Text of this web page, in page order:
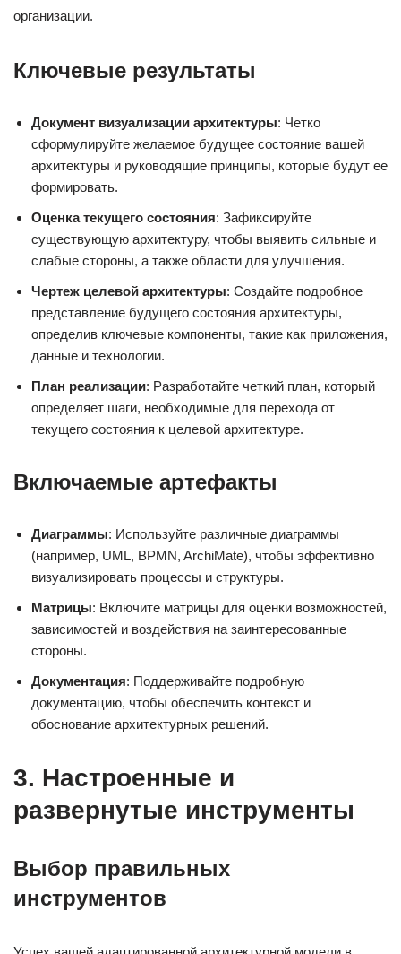
организации.
Ключевые результаты
Документ визуализации архитектуры: Четко
сформулируйте желаемое будущее состояние вашей
архитектуры и руководящие принципы, которые будут ее
формировать.
Оценка текущего состояния: Зафиксируйте
существующую архитектуру, чтобы выявить сильные и
слабые стороны, а также области для улучшения.
Чертеж целевой архитектуры: Создайте подробное
представление будущего состояния архитектуры,
определив ключевые компоненты, такие как приложения,
данные и технологии.
План реализации: Разработайте четкий план, который
определяет шаги, необходимые для перехода от
текущего состояния к целевой архитектуре.
Включаемые артефакты
Диаграммы: Используйте различные диаграммы
(например, UML, BPMN, ArchiMate), чтобы эффективно
визуализировать процессы и структуры.
Матрицы: Включите матрицы для оценки возможностей,
зависимостей и воздействия на заинтересованные
стороны.
Документация: Поддерживайте подробную
документацию, чтобы обеспечить контекст и
обоснование архитектурных решений.
3. Настроенные и
развернутые инструменты
Выбор правильных
инструментов